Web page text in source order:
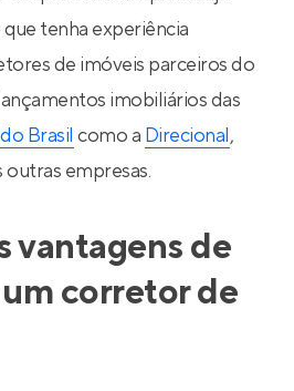
que tenha experiência
de imóveis parceiros do
imobiliários das
Brasil como a Direcional,
outras empresas.
vantagens de
corretor de